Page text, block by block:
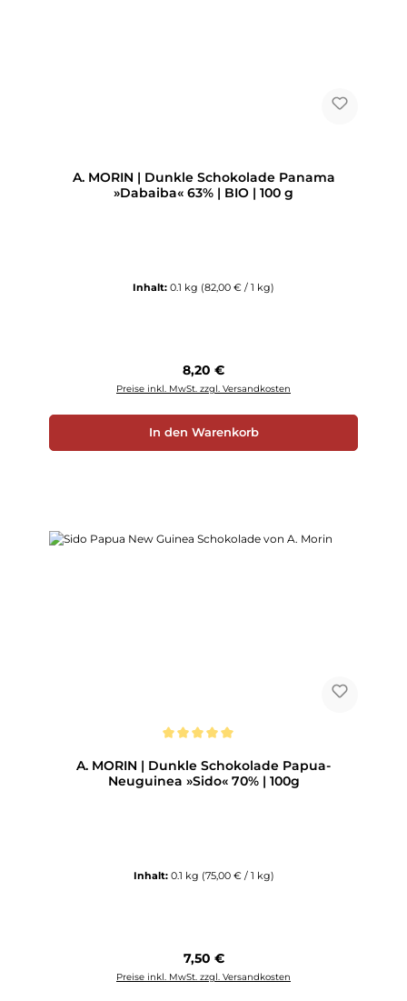
A. MORIN | Dunkle Schokolade Panama
»Dabaiba« 63% | BIO | 100 g
Inhalt: 0.1 kg (82,00 € / 1 kg)
Regulärer Preis:
8,20 €
Preise inkl. MwSt. zzgl. Versandkosten
In den Warenkorb
A. MORIN | Dunkle Schokolade Papua-
Neuguinea »Sido« 70% | 100g
Inhalt: 0.1 kg (75,00 € / 1 kg)
Regulärer Preis:
7,50 €
Preise inkl. MwSt. zzgl. Versandkosten